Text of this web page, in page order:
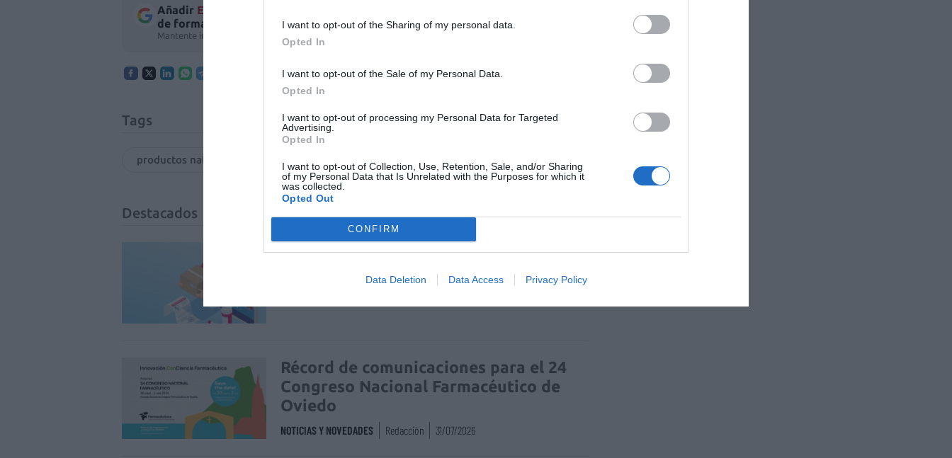
I want to opt-out of the Sharing of my personal data.
Opted In
I want to opt-out of the Sale of my Personal Data.
Opted In
I want to opt-out of processing my Personal Data for Targeted
Advertising.
Opted In
I want to opt-out of Collection, Use, Retention, Sale, and/or Sharing
of my Personal Data that Is Unrelated with the Purposes for which it
was collected.
Opted Out
CONFIRM
Data Deletion Data Access Privacy Policy
Añadir El Farmacéutico
de forma gratuita
Mantente informado con las últimas noticias de actualidad.
ACTIVAR AHORA
Tags
productos naturales
Destacados
La venta online de medicamentos de
uso humano: seguridad y trazabilidad
Récord de comunicaciones para el 24
Congreso Nacional Farmacéutico de
Oviedo
NOTICIAS Y NOVEDADES Redacción 31/07/2026